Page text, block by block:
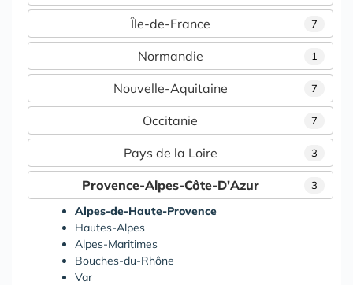
7
Île-de-France
1
Normandie
7
Nouvelle-Aquitaine
7
Occitanie
3
Pays de la Loire
3
Provence-Alpes-Côte-D'Azur
Alpes-de-Haute-Provence
Hautes-Alpes
Alpes-Maritimes
Bouches-du-Rhône
Var